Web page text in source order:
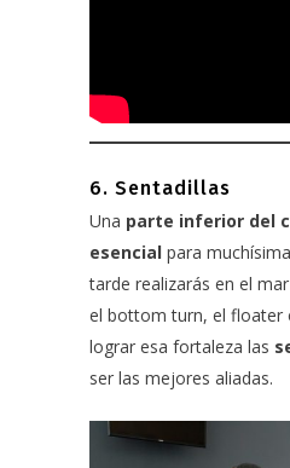
6. Sentadillas
Una parte inferior del
esencial para
tarde realizarás en el
el bottom turn, el floater
lograr esa fortaleza las
ser las mejores aliadas.